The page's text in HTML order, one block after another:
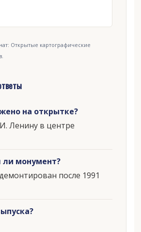
Открытые картографические
на открытке?
Ленину в центре
ли монумент?
после 1991